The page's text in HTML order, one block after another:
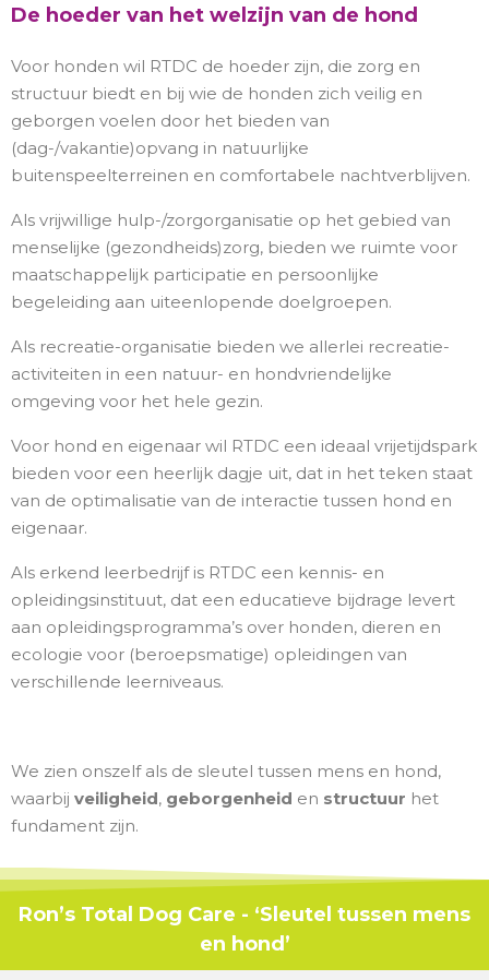
De hoeder van het welzijn van de hond
Voor honden wil RTDC de hoeder zijn, die zorg en
structuur biedt en bij wie de honden zich veilig en
geborgen voelen door het bieden van
(dag-/vakantie)opvang in natuurlijke
buitenspeelterreinen en comfortabele nachtverblijven.
Als vrijwillige hulp-/zorgorganisatie op het gebied van
menselijke (gezondheids)zorg, bieden we ruimte voor
maatschappelijk participatie en persoonlijke
begeleiding aan uiteenlopende doelgroepen.
Als recreatie-organisatie bieden we allerlei recreatie-
activiteiten in een natuur- en hondvriendelijke
omgeving voor het hele gezin.
Voor hond en eigenaar wil RTDC een ideaal vrijetijdspark
bieden voor een heerlijk dagje uit, dat in het teken staat
van de optimalisatie van de interactie tussen hond en
eigenaar.
Als erkend leerbedrijf is RTDC een kennis- en
opleidingsinstituut, dat een educatieve bijdrage levert
aan opleidingsprogramma’s over honden, dieren en
ecologie voor (beroepsmatige) opleidingen van
verschillende leerniveaus.
We zien onszelf als de sleutel tussen mens en hond,
waarbij veiligheid, geborgenheid en structuur het
fundament zijn.
Ron’s Total Dog Care - ‘Sleutel tussen mens
en hond’